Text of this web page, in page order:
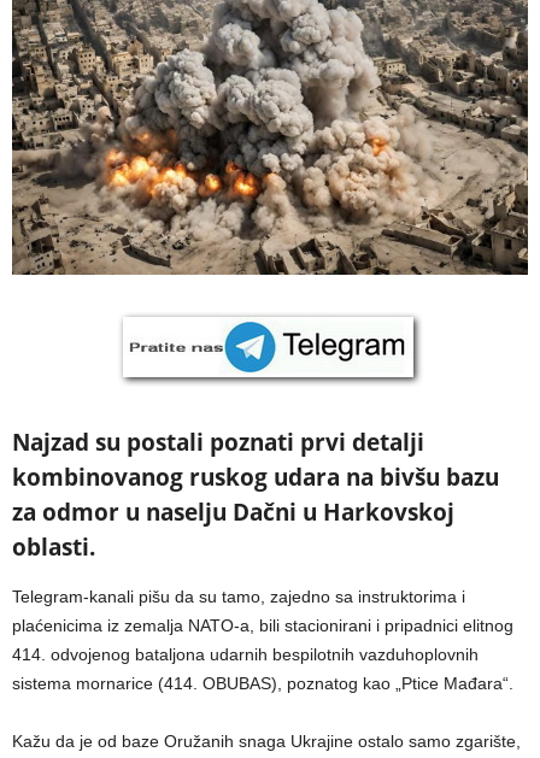
Najzad su postali poznati prvi detalji
kombinovanog ruskog udara na bivšu bazu
za odmor u naselju Dačni u Harkovskoj
oblasti.
Telegram-kanali pišu da su tamo, zajedno sa instruktorima i
plaćenicima iz zemalja NATO-a, bili stacionirani i pripadnici elitnog
414. odvojenog bataljona udarnih bespilotnih vazduhoplovnih
sistema mornarice (414. OBUBAS), poznatog kao „Ptice Mađara“.
Kažu da je od baze Oružanih snaga Ukrajine ostalo samo zgarište,